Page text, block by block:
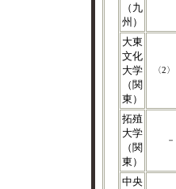
（九
州）
大東
文化
大学
（関
東）
〈2〉
拓殖
大学
（関
東）
－
中央